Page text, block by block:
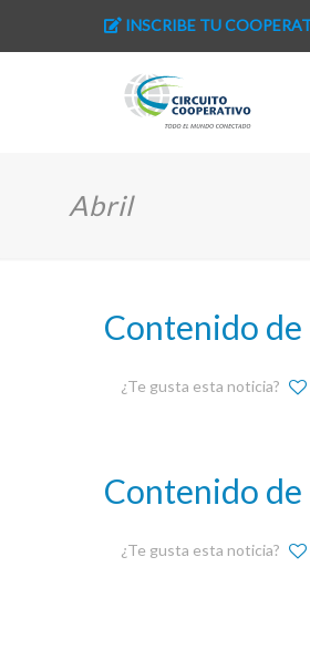
INSCRIBE TU
Abril
Contenido
¿Te gusta esta noticia?
Contenido
¿Te gusta esta noticia?